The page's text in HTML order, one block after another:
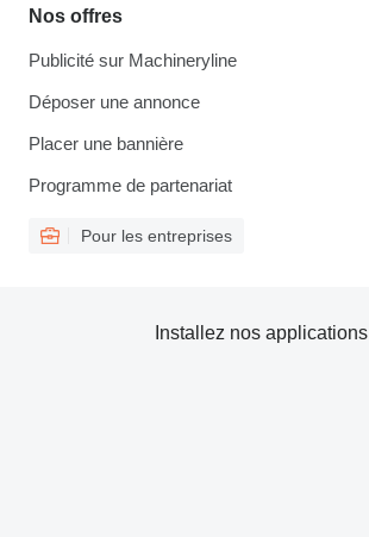
Nos offres
Publicité sur Machineryline
Déposer une annonce
Placer une bannière
Programme de partenariat
Pour les entreprises
Installez nos applications